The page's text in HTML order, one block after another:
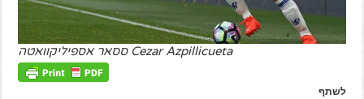
Cezar Azpillicueta ססאר אספיליקוואטה
לשתף